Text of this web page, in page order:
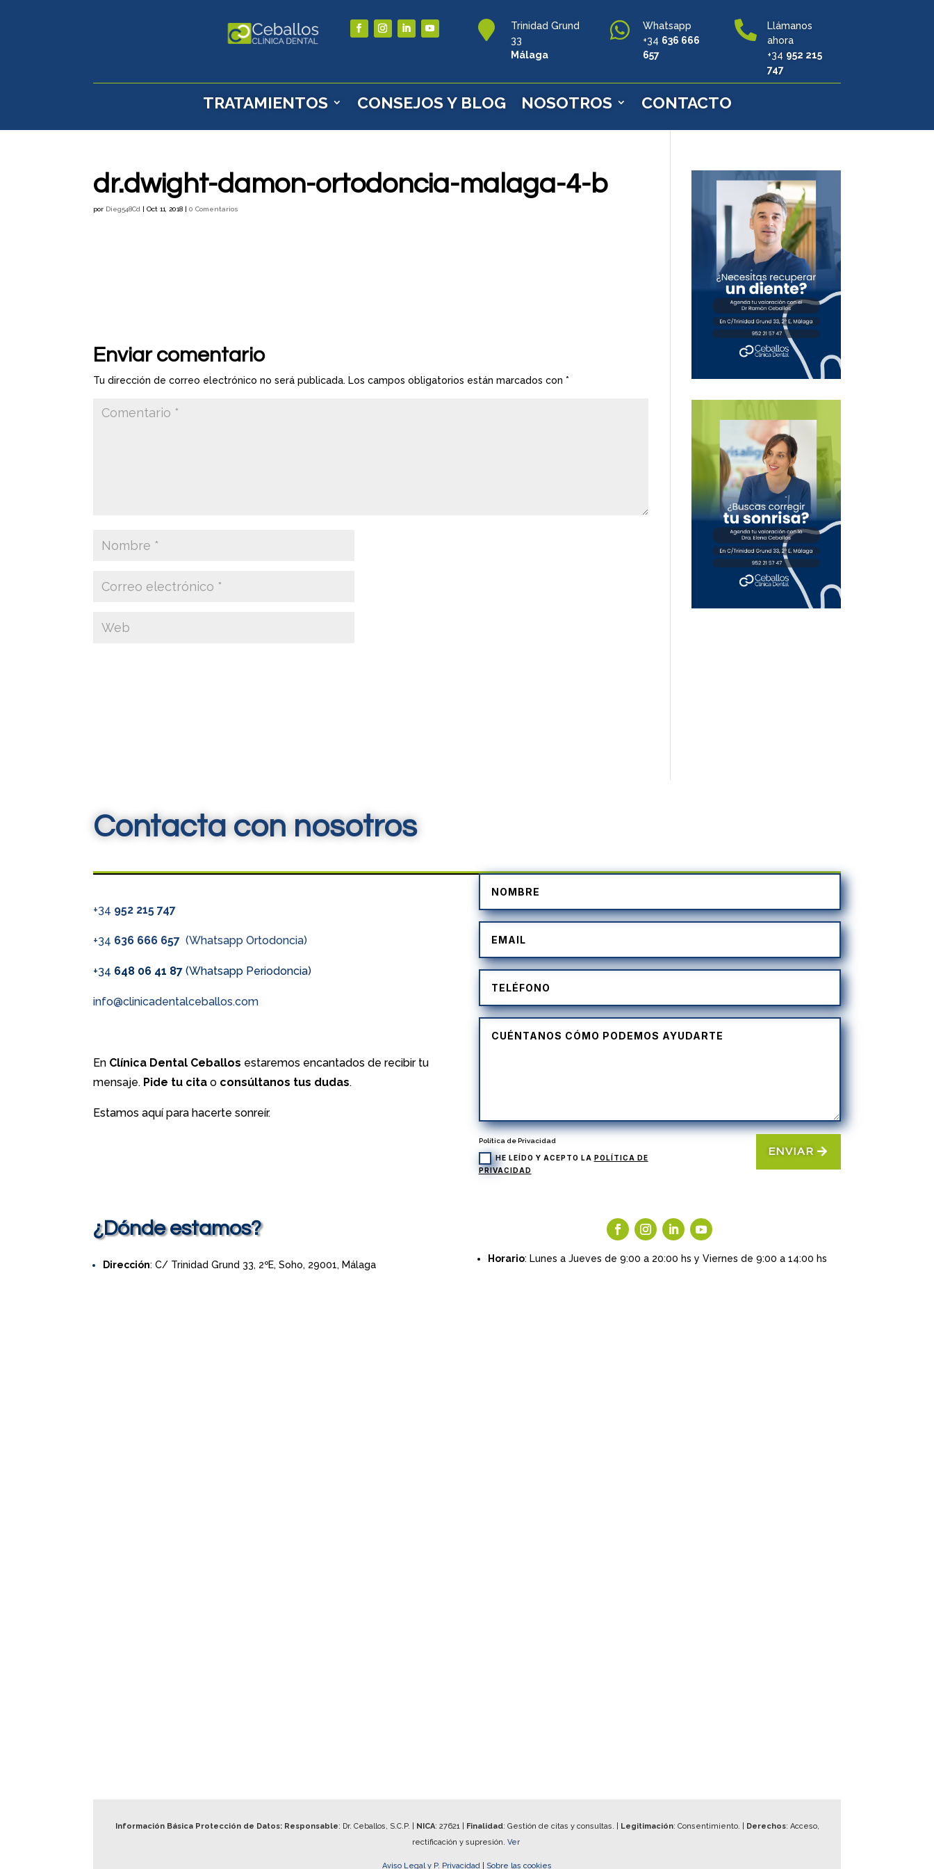

Trinidad Grund
33
Málaga

Whatsapp
+34 636 666
657

Llámanos
ahora
+34 952 215
747
TRATAMIENTOS CONSEJOS Y BLOG NOSOTROS CONTACTO
dr.dwight-damon-ortodoncia-malaga-4-b
por Dieg548Cd |Oct 11, 2018 |0 Comentarios
Enviar comentario
Tu dirección de correo electrónico no será publicada. Los campos obligatorios están marcados con*
Contacta con nosotros
+34 952 215 747
+34 636 666 657(Whatsapp Ortodoncia)
+34 648 06 41 87 (Whatsapp Periodoncia)
info@clinicadentalceballos.com
En Clínica Dental Ceballos estaremos encantados de recibir tu
mensaje. Pide tu cita o consúltanos tus dudas.
Estamos aquí para hacerte sonreír.
Política de Privacidad
HE LEÍDO Y ACEPTO LA POLÍTICA DE
PRIVACIDAD
ENVIAR
¿Dónde estamos?
Dirección: C/ Trinidad Grund 33, 2ºE, Soho, 29001, Málaga
Horario: Lunes a Jueves de 9:00 a 20:00 hs y Viernes de 9:00 a 14:00 hs
Información Básica Protección de Datos: Responsable: Dr. Ceballos, S.C.P. | NICA: 27621| Finalidad: Gestión de citas y consultas. | Legitimación: Consentimiento. | Derechos: Acceso,
rectificación y supresión. Ver
Aviso Legal y P. Privacidad Sobre las cookies